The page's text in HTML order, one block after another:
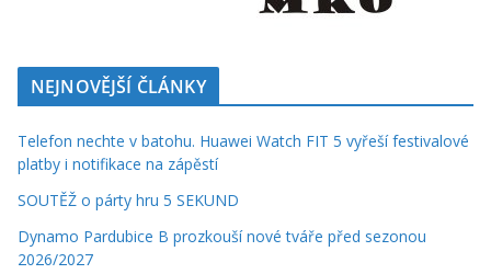
NEJNOVĚJŠÍ ČLÁNKY
Telefon nechte v batohu. Huawei Watch FIT 5 vyřeší festivalové
platby i notifikace na zápěstí
SOUTĚŽ o párty hru 5 SEKUND
Dynamo Pardubice B prozkouší nové tváře před sezonou
2026/2027